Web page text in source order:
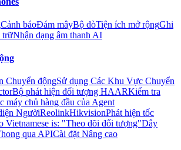
Cảnh báoĐám mâyBộ dòTiện ích mở rộngGhi
trữNhận dạng âm thanh AI
Chuyển độngSử dụng Các Khu Vực Chuyển
Bộ phát hiện đối tượng HAARKiểm tra
máy chủ hàng đầu của Agent
NgườiReolinkHikvisionPhát hiện tốc
Vietnamese is: "Theo dõi đối tượng"Dây
qua APICài đặt Nâng cao